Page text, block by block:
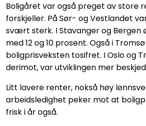
Boligåret var også preget av store
forskjeller. På Sør- og Vestlandet
svært sterk. I Stavanger og Bergen
med 12 og 10 prosent. Også i
boligprisveksten tosifret. I Oslo og
derimot, var utviklingen mer
Litt lavere renter, nokså høy
arbeidsledighet peker mot at
frisk i år også.